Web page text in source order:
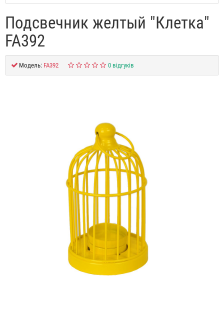
Подсвечник желтый "Клетка"
FA392
Модель: FA392 0 відгуків